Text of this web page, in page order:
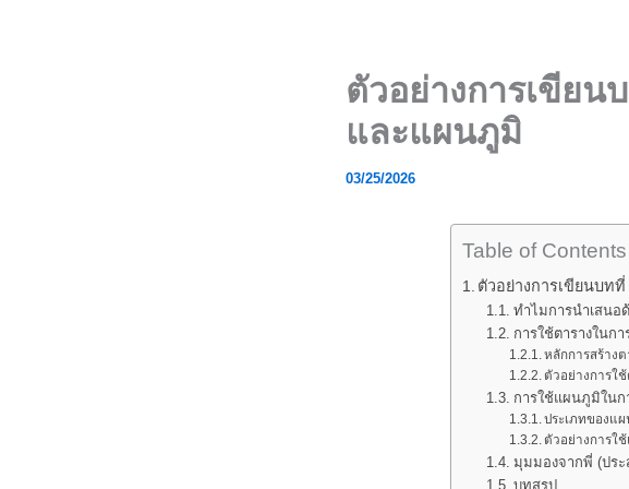
ตัวอย่างการเขียน
และแผนภูมิ
03/25/2026
Table of Contents
ตัวอย่างการเขียนบท
ทำไมการนำเสนอ
การใช้ตารางในก
หลักการสร้าง
ตัวอย่างการใช้
การใช้แผนภูมิใน
ประเภทของแ
ตัวอย่างการใ
มุมมองจากพี่ (ประ
บทสรุป